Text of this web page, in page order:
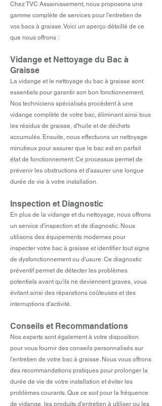
Chez TVC Assainissement, nous proposons une
gamme complète de services pour l'entretien de
vos bacs à graisse. Voici un aperçu détaillé de ce
que nous offrons :
Vidange et Nettoyage du Bac à
Graisse
La vidange et le nettoyage du bac à graisse sont
essentiels pour garantir son bon fonctionnement.
Nos techniciens spécialisés procèdent à une
vidange complète de votre bac, éliminant ainsi tous
les résidus de graisse, d'huile et de déchets
accumulés. Ensuite, nous effectuons un nettoyage
minutieux pour assurer que le bac est en parfait
état de fonctionnement. Ce processus permet de
prévenir les obstructions et d'assurer une longue
durée de vie à votre installation.
Inspection et Diagnostic
En plus de la vidange et du nettoyage, nous offrons
un service d'inspection et de diagnostic. Nous
utilisons des équipements modernes pour
inspecter votre bac à graisse et identifier tout signe
de dysfonctionnement ou d'usure. Ce diagnostic
préventif permet de détecter les problèmes
potentiels avant qu'ils ne deviennent graves, vous
évitant ainsi des réparations coûteuses et des
interruptions d'activité.
Conseils et Recommandations
Nos experts sont également à votre disposition
pour vous fournir des conseils personnalisés sur
l'entretien de votre bac à graisse. Nous vous offrons
des recommandations pratiques pour prolonger la
durée de vie de votre installation et éviter les
problèmes courants. Que ce soit pour la fréquence
de vidange, les produits d'entretien à utiliser ou les